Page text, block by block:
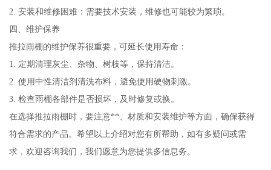
2. 安装和维修困难：需要技术安装，维修也可能较为繁琐。
四、维护保养
推拉雨棚的维护保养很重要，可延长使用寿命：
1. 定期清理灰尘、杂物、树枝等，保持清洁。
2. 使用中性清洁剂清洗布料，避免使用硬物刺激。
3. 检查雨棚各部件是否损坏，及时修复或换。
在选择推拉雨棚时，要注意**、材质和安装维护等方面，确保获得
符合需求的产品。希望以上介绍对您有所帮助，如有多疑问或需
求，欢迎咨询我们，我们愿意为您提供多信息务。